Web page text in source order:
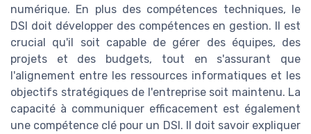
numérique. En plus des compétences techniques, le
DSI doit développer des compétences en gestion. Il est
crucial qu'il soit capable de gérer des équipes, des
projets et des budgets, tout en s'assurant que
l'alignement entre les ressources informatiques et les
objectifs stratégiques de l'entreprise soit maintenu. La
capacité à communiquer efficacement est également
une compétence clé pour un DSI. Il doit savoir expliquer